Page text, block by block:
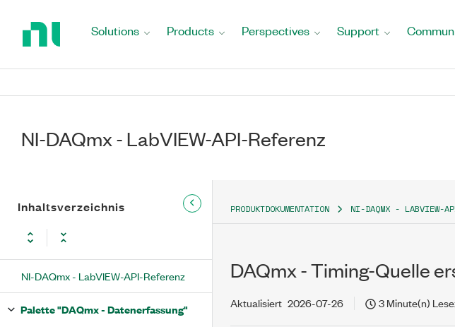
Solutions Products Perspectives Support
NI-DAQmx - LabVIEW-API-Referenz
Inhaltsverzeichnis
NI-DAQmx - LabVIEW-API-Referenz
Palette "DAQmx - Datenerfassung"
PRODUKTDOKUMENTATION NI-DAQMX - LABVIEW-
DAQmx - Timing-Quelle
Aktualisiert 2026-07-26 3 Minute(n)